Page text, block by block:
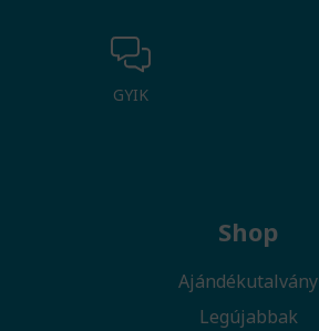
GYIK
Shop
Ajándékutalvány
Legújabbak